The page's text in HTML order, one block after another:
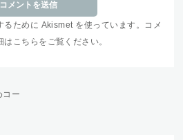
ために Akismet を使っています。
コメ
はこちらをご覧ください。
コー